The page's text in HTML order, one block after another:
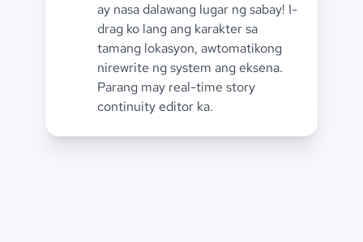
ay nasa dalawang lugar ng sabay! I-
drag ko lang ang karakter sa
tamang lokasyon, awtomatikong
nirewrite ng system ang eksena.
Parang may real-time story
continuity editor ka.